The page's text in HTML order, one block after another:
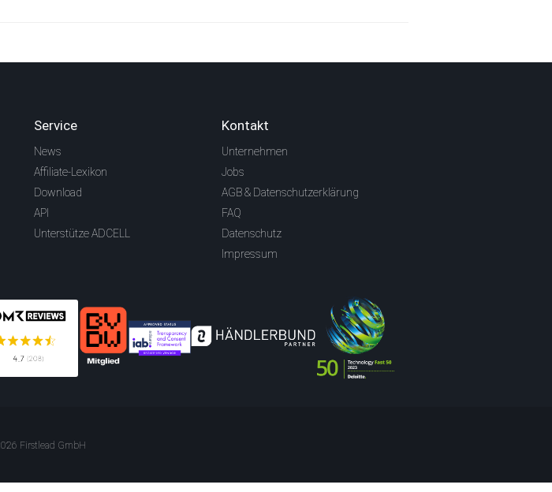
Service
News
Affiliate-Lexikon
Download
API
Unterstütze ADCELL
Kontakt
Unternehmen
Jobs
AGB & Datenschutzerklärung
FAQ
Datenschutz
Impressum
Firstlead GmbH